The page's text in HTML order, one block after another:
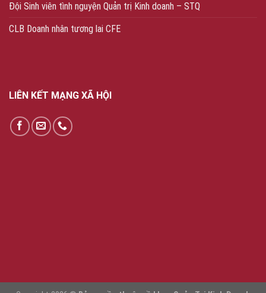
Đội Sinh viên tình nguyện Quản trị Kinh doanh – STQ
CLB Doanh nhân tương lai CFE
LIÊN KẾT MẠNG XÃ HỘI